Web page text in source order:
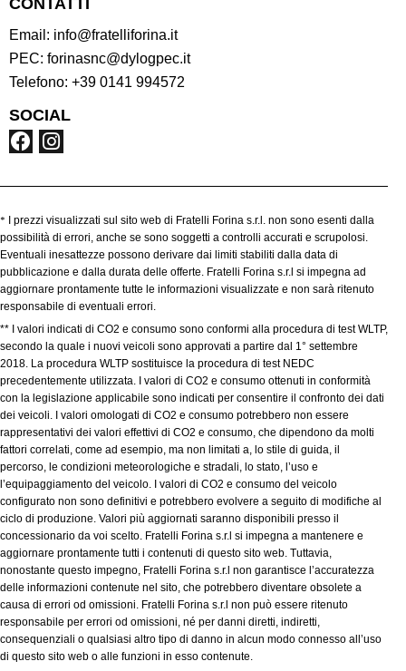
CONTATTI
Email: info@fratelliforina.it
PEC: forinasnc@dylogpec.it
Telefono: +39 0141 994572
SOCIAL
*
I prezzi visualizzati sul sito web di Fratelli Forina s.r.l. non sono esenti dalla
possibilità di errori, anche se sono soggetti a controlli accurati e scrupolosi.
Eventuali inesattezze possono derivare dai limiti stabiliti dalla data di
pubblicazione e dalla durata delle offerte. Fratelli Forina s.r.l si impegna ad
aggiornare prontamente tutte le informazioni visualizzate e non sarà ritenuto
responsabile di eventuali errori.
** I valori indicati di CO2 e consumo sono conformi alla procedura di test WLTP,
secondo la quale i nuovi veicoli sono approvati a partire dal 1° settembre
2018. La procedura WLTP sostituisce la procedura di test NEDC
precedentemente utilizzata. I valori di CO2 e consumo ottenuti in conformità
con la legislazione applicabile sono indicati per consentire il confronto dei dati
dei veicoli. I valori omologati di CO2 e consumo potrebbero non essere
rappresentativi dei valori effettivi di CO2 e consumo, che dipendono da molti
fattori correlati, come ad esempio, ma non limitati a, lo stile di guida, il
percorso, le condizioni meteorologiche e stradali, lo stato, l’uso e
l’equipaggiamento del veicolo. I valori di CO2 e consumo del veicolo
configurato non sono definitivi e potrebbero evolvere a seguito di modifiche al
ciclo di produzione. Valori più aggiornati saranno disponibili presso il
concessionario da voi scelto. Fratelli Forina s.r.l si impegna a mantenere e
aggiornare prontamente tutti i contenuti di questo sito web. Tuttavia,
nonostante questo impegno, Fratelli Forina s.r.l non garantisce l’accuratezza
delle informazioni contenute nel sito, che potrebbero diventare obsolete a
causa di errori od omissioni. Fratelli Forina s.r.l non può essere ritenuto
responsabile per errori od omissioni, né per danni diretti, indiretti,
consequenziali o qualsiasi altro tipo di danno in alcun modo connesso all’uso
di questo sito web o alle funzioni in esso contenute.